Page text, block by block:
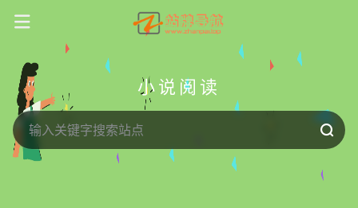
小说阅读